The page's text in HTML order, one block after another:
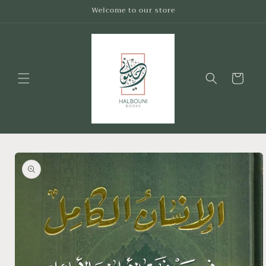
Welcome to our store
Cart
Skip to
product
information